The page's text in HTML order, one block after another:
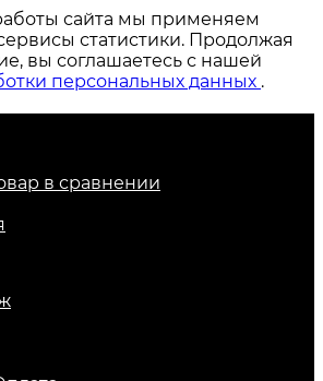
сайта мы применяем
статистики. Продолжая
вы соглашаетесь с нашей
персональных данных .
в сравнении